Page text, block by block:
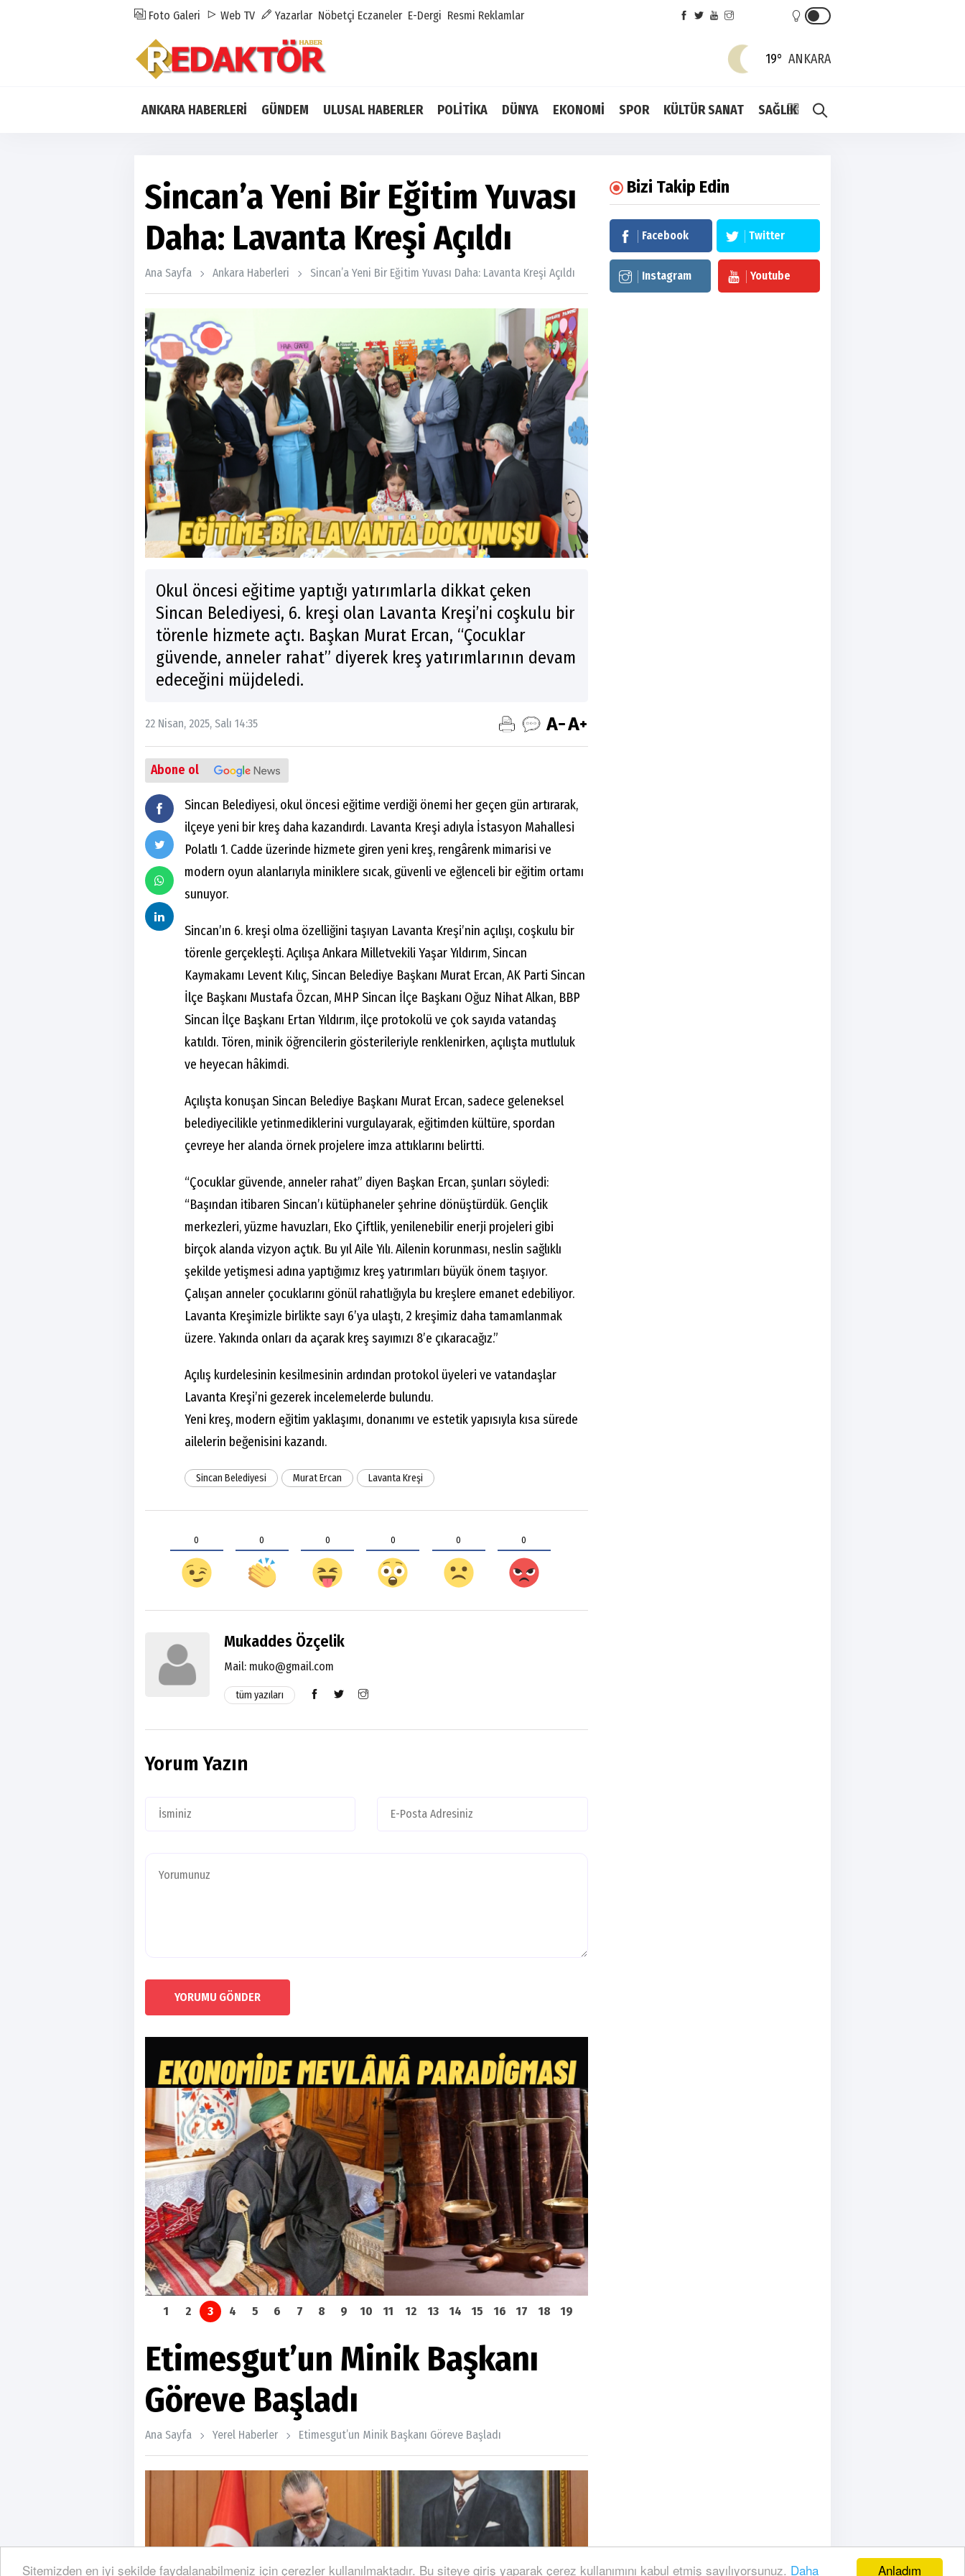
Anladım
Sitemizden en iyi şekilde faydalanabilmeniz için çerezler kullanılmaktadır. Bu siteye giriş yaparak çerez kullanımını kabul etmiş sayılıyorsunuz. Daha
Foto Galeri Web TV Yazarlar Nöbetçi Eczaneler E-Dergi Resmi Reklamlar
19° ANKARA
ANKARA HABERLERİ GÜNDEM ULUSAL HABERLER POLİTİKA DÜNYA EKONOMİ SPOR KÜLTÜR SANAT SAĞLIK
Sincan’a Yeni Bir Eğitim Yuvası
Daha: Lavanta Kreşi Açıldı
Ana Sayfa Ankara Haberleri Sincan’a Yeni Bir Eğitim Yuvası Daha: Lavanta Kreşi Açıldı
Okul öncesi eğitime yaptığı yatırımlarla dikkat çeken
Sincan Belediyesi, 6. kreşi olan Lavanta Kreşi’ni coşkulu bir
törenle hizmete açtı. Başkan Murat Ercan, “Çocuklar
güvende, anneler rahat” diyerek kreş yatırımlarının devam
edeceğini müjdeledi.
22 Nisan, 2025, Salı 14:35
Abone ol
Sincan Belediyesi, okul öncesi eğitime verdiği önemi her geçen gün artırarak,
ilçeye yeni bir kreş daha kazandırdı. Lavanta Kreşi adıyla İstasyon Mahallesi
Polatlı 1. Cadde üzerinde hizmete giren yeni kreş, rengârenk mimarisi ve
modern oyun alanlarıyla miniklere sıcak, güvenli ve eğlenceli bir eğitim ortamı
sunuyor.
Sincan’ın 6. kreşi olma özelliğini taşıyan Lavanta Kreşi’nin açılışı, coşkulu bir
törenle gerçekleşti. Açılışa Ankara Milletvekili Yaşar Yıldırım, Sincan
Kaymakamı Levent Kılıç, Sincan Belediye Başkanı Murat Ercan, AK Parti Sincan
İlçe Başkanı Mustafa Özcan, MHP Sincan İlçe Başkanı Oğuz Nihat Alkan, BBP
Sincan İlçe Başkanı Ertan Yıldırım, ilçe protokolü ve çok sayıda vatandaş
katıldı. Tören, minik öğrencilerin gösterileriyle renklenirken, açılışta mutluluk
ve heyecan hâkimdi.
Açılışta konuşan Sincan Belediye Başkanı Murat Ercan, sadece geleneksel
belediyecilikle yetinmediklerini vurgulayarak, eğitimden kültüre, spordan
çevreye her alanda örnek projelere imza attıklarını belirtti.
“Çocuklar güvende, anneler rahat” diyen Başkan Ercan, şunları söyledi:
“Başından itibaren Sincan’ı kütüphaneler şehrine dönüştürdük. Gençlik
merkezleri, yüzme havuzları, Eko Çiftlik, yenilenebilir enerji projeleri gibi
birçok alanda vizyon açtık. Bu yıl Aile Yılı. Ailenin korunması, neslin sağlıklı
şekilde yetişmesi adına yaptığımız kreş yatırımları büyük önem taşıyor.
Çalışan anneler çocuklarını gönül rahatlığıyla bu kreşlere emanet edebiliyor.
Lavanta Kreşimizle birlikte sayı 6’ya ulaştı, 2 kreşimiz daha tamamlanmak
üzere. Yakında onları da açarak kreş sayımızı 8’e çıkaracağız.”
Açılış kurdelesinin kesilmesinin ardından protokol üyeleri ve vatandaşlar
Lavanta Kreşi’ni gezerek incelemelerde bulundu.
Yeni kreş, modern eğitim yaklaşımı, donanımı ve estetik yapısıyla kısa sürede
ailelerin beğenisini kazandı.
Sincan Belediyesi Murat Ercan Lavanta Kreşi
0 0 0 0 0 0
Mukaddes Özçelik
Mail: muko@gmail.com
tüm yazıları
Yorum Yazın
YORUMU GÖNDER
1 2 3 4 5 6 7 8 9 10 11 12 13 14 15 16 17 18 19
Etimesgut’un Minik Başkanı
Göreve Başladı
Ana Sayfa Yerel Haberler Etimesgut’un Minik Başkanı Göreve Başladı
Bizi Takip Edin
Facebook Twitter
Instagram Youtube